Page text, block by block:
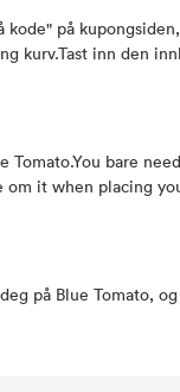
på
kurv.Tast inn den
Tomato.You bare
it when placing
på Blue Tomato,